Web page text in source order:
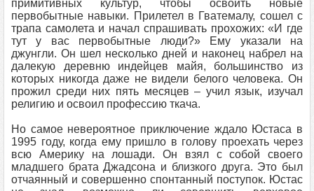
примитивных культур, чтобы освоить новые
первобытные навыки. Прилетел в Гватемалу, сошел с
трапа самолета и начал спрашивать прохожих: «И где
тут у вас первобытные люди?» Ему указали на
джунгли. Он шел несколько дней и наконец набрел на
далекую деревню индейцев майя, большинство из
которых никогда даже не видели белого человека. Он
прожил среди них пять месяцев – учил язык, изучал
религию и освоил профессию ткача.
Но самое невероятное приключение ждало Юстаса в
1995 году, когда ему пришло в голову проехать через
всю Америку на лошади. Он взял с собой своего
младшего брата Джадсона и близкого друга. Это был
отчаянный и совершенно спонтанный поступок. Юстас